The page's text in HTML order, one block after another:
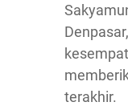
terakhir.